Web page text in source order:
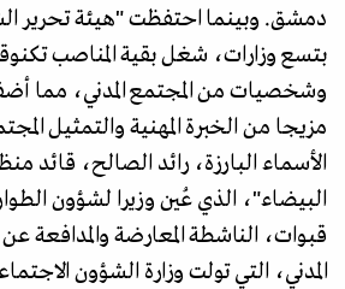
دمشق. وبينما احتفظت "هيئة تحرير
بتسع وزارات، شغل بقية المناصب
وشخصيات من المجتمع المدني، مما
مزيجا من الخبرة المهنية والتمثيل
الأسماء البارزة، رائد الصالح، قائد
البيضاء"، الذي عُين وزيرا لشؤون
قبوات، الناشطة المعارضة والمدافعة
المدني، التي تولت وزارة الشؤون